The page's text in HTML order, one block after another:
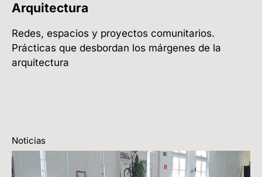
Arquitectura
Redes, espacios y proyectos comunitarios.
Prácticas que desbordan los márgenes de la
arquitectura
Noticias